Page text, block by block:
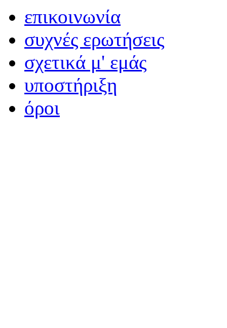
επικοινωνία
συχνές ερωτήσεις
σχετικά μ' εμάς
υποστήριξη
όροι